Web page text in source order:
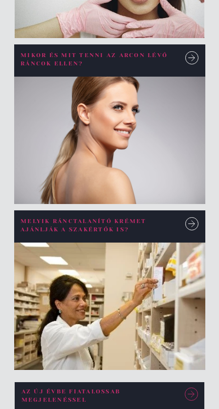
MIKOR ÉS MIT TENNI AZ ARCON LÉVŐ
RÁNCOK ELLEN?
MELYIK RÁNCTALANÍTÓ KRÉMET
AJÁNLJÁK A SZAKÉRTŐK IS?
AZ ÚJ ÉVBE FIATALOSSAB
MEGJELENÉSSEL